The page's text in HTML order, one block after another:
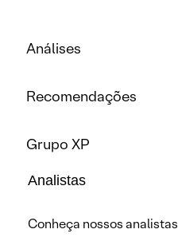
Análises
Recomendações
Grupo XP
Analistas
Conheça nossos analistas